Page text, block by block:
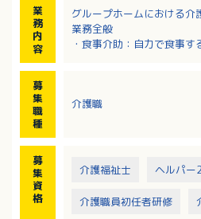
業
務
内
容
グループホームにおける介
業務全般
・食事介助：自力で食事
・排泄介助：歩行困難な方
・調理：調理済みの食材湯
イベントでの利用者さ
会での調理
募
集
職
種
介護職
募
集
資
格
介護福祉士 ヘルパー
介護職員初任者研修